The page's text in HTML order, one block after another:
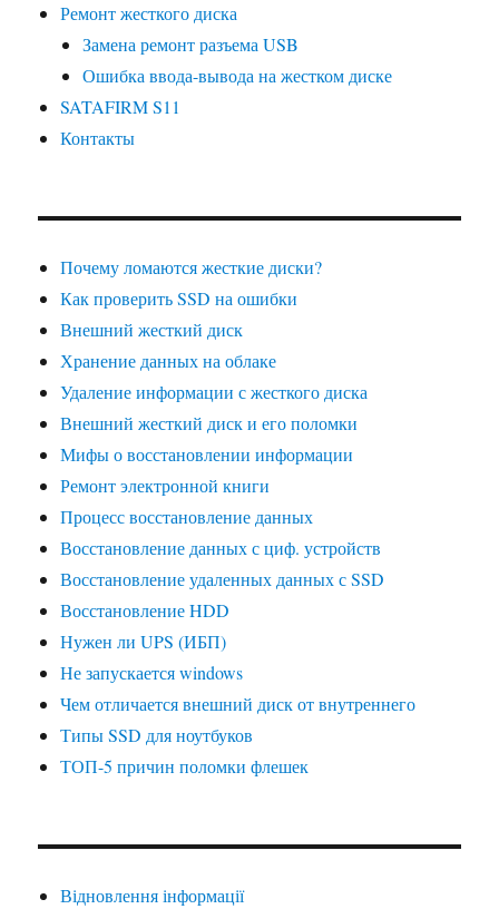
Ремонт жесткого диска
Замена ремонт разъема USB
Ошибка ввода-вывода на жестком диске
SATAFIRM S11
Контакты
Почему ломаются жесткие диски?
Как проверить SSD на ошибки
Внешний жесткий диск
Хранение данных на облаке
Удаление информации с жесткого диска
Внешний жесткий диск и его поломки
Мифы о восстановлении информации
Ремонт электронной книги
Процесс восстановление данных
Восстановление данных с циф. устройств
Восстановление удаленных данных с SSD
Восстановление HDD
Нужен ли UPS (ИБП)
Не запускается windows
Чем отличается внешний диск от внутреннего
Типы SSD для ноутбуков
ТОП-5 причин поломки флешек
Відновлення інформації